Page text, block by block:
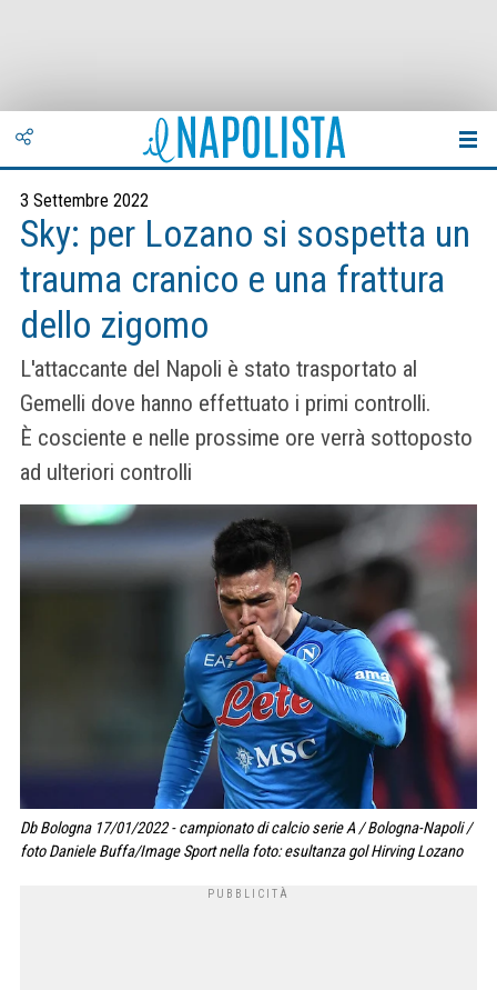
3 Settembre 2022
Sky: per Lozano si sospetta un
trauma cranico e una frattura
dello zigomo
L'attaccante del Napoli è stato trasportato al
Gemelli dove hanno effettuato i primi controlli.
È cosciente e nelle prossime ore verrà sottoposto
ad ulteriori controlli
Db Bologna 17/01/2022 - campionato di calcio serie A / Bologna-Napoli /
foto Daniele Buffa/Image Sport nella foto: esultanza gol Hirving Lozano